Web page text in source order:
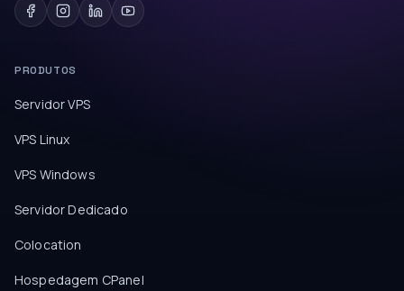
PRODUTOS
Servidor VPS
VPS Linux
VPS Windows
Servidor Dedicado
Colocation
Hospedagem CPanel